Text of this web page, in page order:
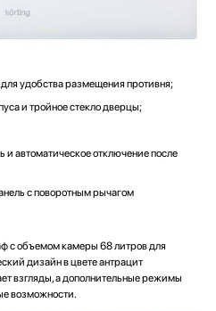
удобства размещения противня;
и тройное стекло дверцы;
и автоматическое отключение после
с поворотным рычагом
с объемом камеры 68 литров для
дизайн в цвете антрацит
взгляды, а дополнительные режимы
возможности.